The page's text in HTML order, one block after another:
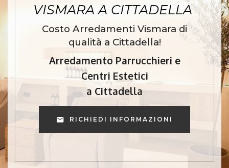
VISMARA A CITTADELLA
Costo Arredamenti Vismara di
qualità a Cittadella!
Arredamento Parrucchieri e
Centri Estetici
a Cittadella
RICHIEDI INFORMAZIONI